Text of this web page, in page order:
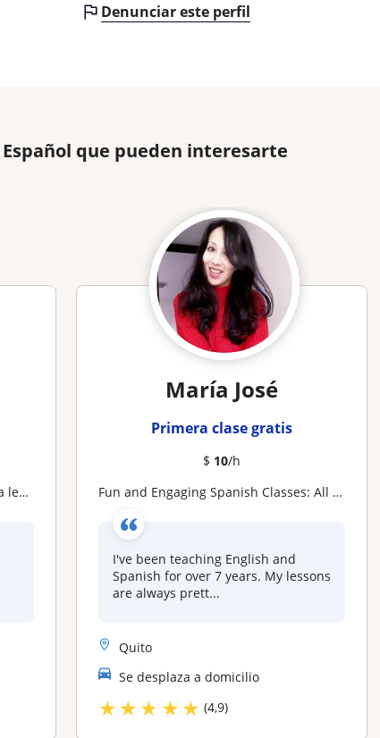
Denunciar este perfil
que pueden interesarte
María José
Primera clase gratis
$ 10/h
Fun and Engaging Spanish Classes: All levels
I've been teaching English and
Spanish for over 7 years. My lessons
are always prett...
Quito
Se desplaza a domicilio
★★★ ★★ (4,9)